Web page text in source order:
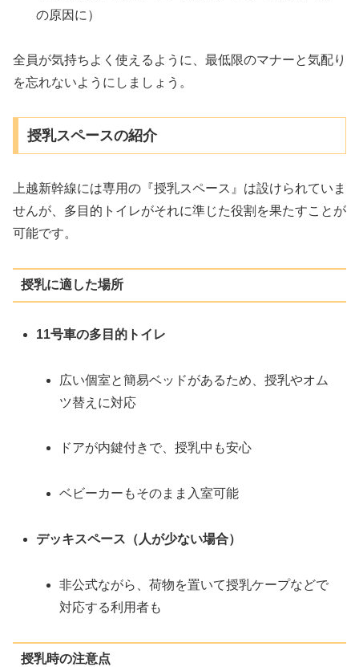
の原因に）
全員が気持ちよく使えるように、最低限のマナーと気配り
を忘れないようにしましょう。
授乳スペースの紹介
上越新幹線には専用の『授乳スペース』は設けられていま
せんが、多目的トイレがそれに準じた役割を果たすことが
可能です。
授乳に適した場所
11号車の多目的トイレ
広い個室と簡易ベッドがあるため、授乳やオム
ツ替えに対応
ドアが内鍵付きで、授乳中も安心
ベビーカーもそのまま入室可能
デッキスペース（人が少ない場合）
非公式ながら、荷物を置いて授乳ケープなどで
対応する利用者も
授乳時の注意点